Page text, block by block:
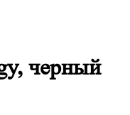
черный